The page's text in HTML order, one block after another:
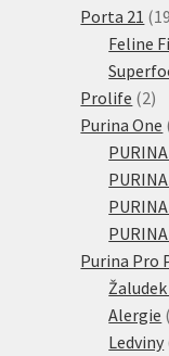
Porta 21 19
Feline
Prolife 22
Purina One
Purina Pro
Alergie
Ledviny